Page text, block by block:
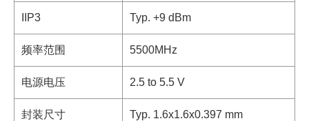
IIP3 Typ. +9 dBm
频率范围 5500MHz
电源电压 2.5 to 5.5 V
封装尺寸 Typ. 1.6x1.6x0.397 mm